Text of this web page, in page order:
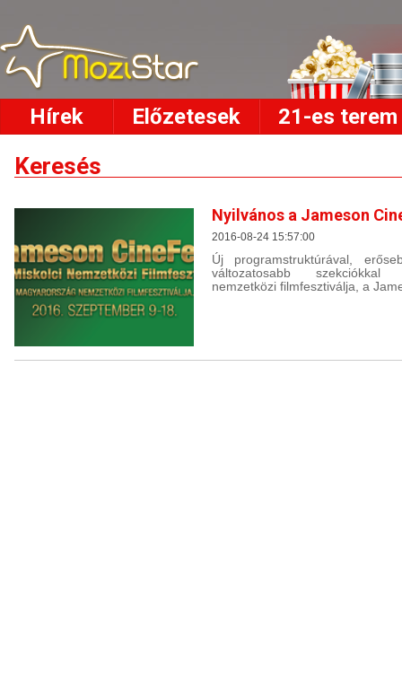
Hírek Előzetesek 21-es terem
Keresés
Nyilvános a Jameson
2016-08-24 15:57:00
Új programstruktúrával,
változatosabb szekciókkal
nemzetközi filmfesztiválja, a